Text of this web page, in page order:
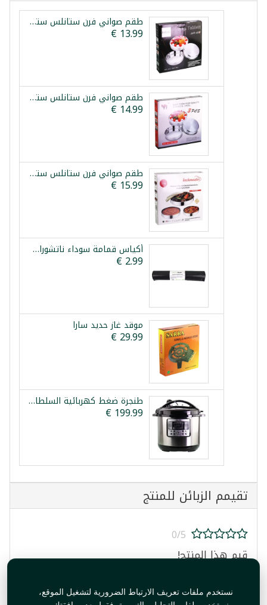
نستخدم ملفات تعريف الارتباط الضرورية لتشغيل الموقع،
طقم صواني فرن ستانلس ستيل 3 قطع ليبكس 28/32/36سم
طقم صواني فرن ستانلس ستيل 3 قطع 28/32/36سم
طقم صواني فرن ستانلس ستيل 3 قطع كوش ماستر بلاتينيوم
أكياس قمامة سوداء ناتشوراسترك 60*80 سم 20 قطعة
موقد غاز حديد سارا
طنجرة ضغط كهربائية السلطان 15 لتر
تقيمم الزبائن للمنتج
0/5
قيم هذا المنتج!